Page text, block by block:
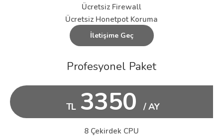
Ücretsiz Firewall
Ücretsiz Honetpot Koruma
İletişime Geç
Profesyonel Paket
TL 3350 / AY
8 Çekirdek CPU